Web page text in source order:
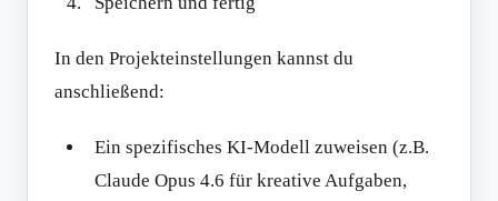
In den Projekteinstellungen kannst du
anschließend:
Ein spezifisches KI-Modell zuweisen (z.B.
Claude Opus 4.6 für kreative Aufgaben,